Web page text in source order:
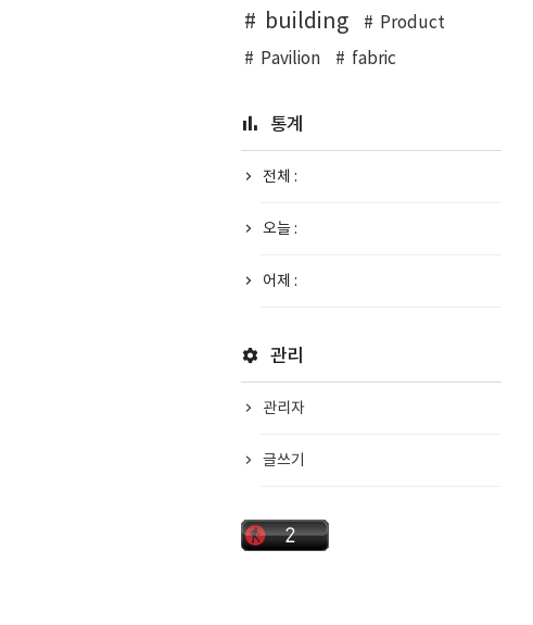
building
Product
Pavilion
fabric
통계
전체 :
오늘 :
어제 :
관리
관리자
글쓰기